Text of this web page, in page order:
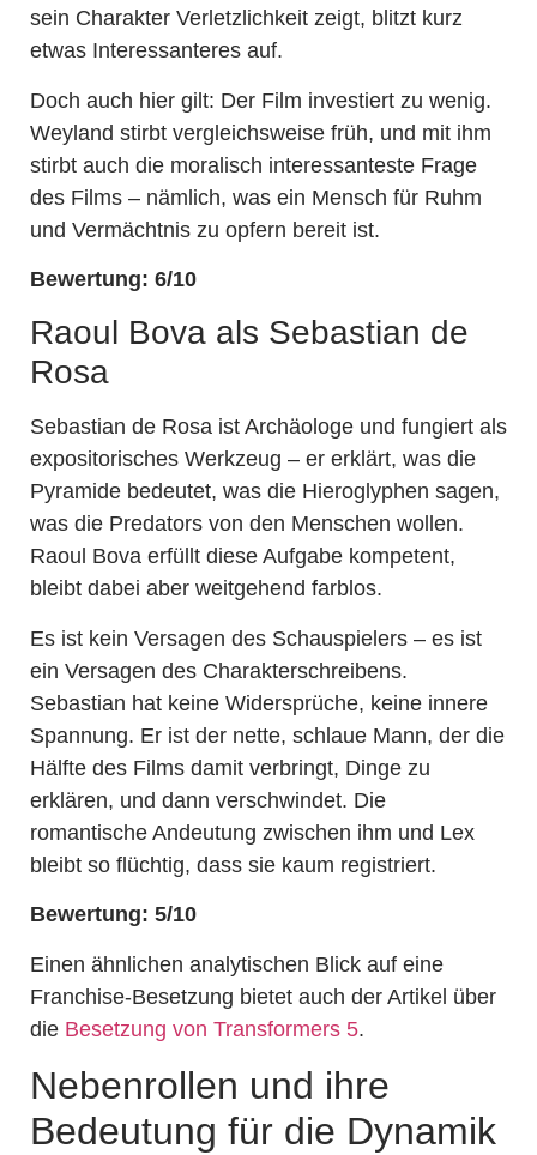
sein Charakter Verletzlichkeit zeigt, blitzt kurz
etwas Interessanteres auf.
Doch auch hier gilt: Der Film investiert zu wenig.
Weyland stirbt vergleichsweise früh, und mit ihm
stirbt auch die moralisch interessanteste Frage
des Films – nämlich, was ein Mensch für Ruhm
und Vermächtnis zu opfern bereit ist.
Bewertung: 6/10
Raoul Bova als Sebastian de
Rosa
Sebastian de Rosa ist Archäologe und fungiert als
expositorisches Werkzeug – er erklärt, was die
Pyramide bedeutet, was die Hieroglyphen sagen,
was die Predators von den Menschen wollen.
Raoul Bova erfüllt diese Aufgabe kompetent,
bleibt dabei aber weitgehend farblos.
Es ist kein Versagen des Schauspielers – es ist
ein Versagen des Charakterschreibens.
Sebastian hat keine Widersprüche, keine innere
Spannung. Er ist der nette, schlaue Mann, der die
Hälfte des Films damit verbringt, Dinge zu
erklären, und dann verschwindet. Die
romantische Andeutung zwischen ihm und Lex
bleibt so flüchtig, dass sie kaum registriert.
Bewertung: 5/10
Einen ähnlichen analytischen Blick auf eine
Franchise-Besetzung bietet auch der Artikel über
die Besetzung von Transformers 5.
Nebenrollen und ihre
Bedeutung für die Dynamik